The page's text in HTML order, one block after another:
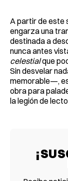
A partir de este
engarza una
destinada a
nunca antes
celestialque
Sin desvelar
memorable—,
obra para
la legión de